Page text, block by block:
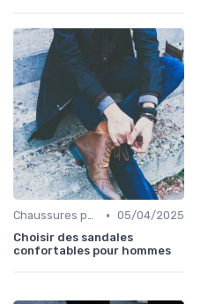
Chaussures pour Conditions Spécifiques • 05/04/2025
Choisir des sandales
confortables pour hommes